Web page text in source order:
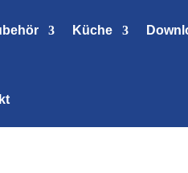
Küche